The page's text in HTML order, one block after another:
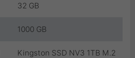
32 GB
1000 GB
Kingston SSD NV3 1TB M.2